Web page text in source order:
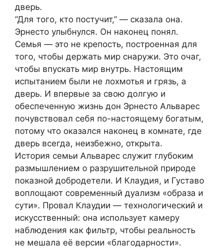
дверь.
“Для того, кто постучит,” — сказала она.
Эрнесто улыбнулся. Он наконец понял.
Семья — это не крепость, построенная для
того, чтобы держать мир снаружи. Это очаг,
чтобы впускать мир внутрь. Настоящим
испытанием были не лохмотья и грязь, а
дверь. И впервые за свою долгую и
обеспеченную жизнь дон Эрнесто Альварес
почувствовал себя по-настоящему богатым,
потому что оказался наконец в комнате, где
дверь всегда, неизбежно, открыта.
История семьи Альварес служит глубоким
размышлением о разрушительной природе
показной добродетели. И Клаудия, и Густаво
воплощают современный дуализм «образа и
сути». Провал Клаудии — технологический и
искусственный: она использует камеру
наблюдения как фильтр, чтобы реальность
не мешала её версии «благодарности».